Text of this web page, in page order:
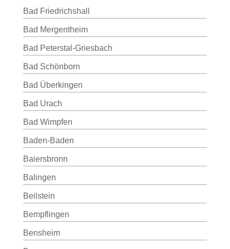
Bad Friedrichshall
Bad Mergentheim
Bad Peterstal-Griesbach
Bad Schönborn
Bad Überkingen
Bad Urach
Bad Wimpfen
Baden-Baden
Baiersbronn
Balingen
Beilstein
Bempflingen
Bensheim